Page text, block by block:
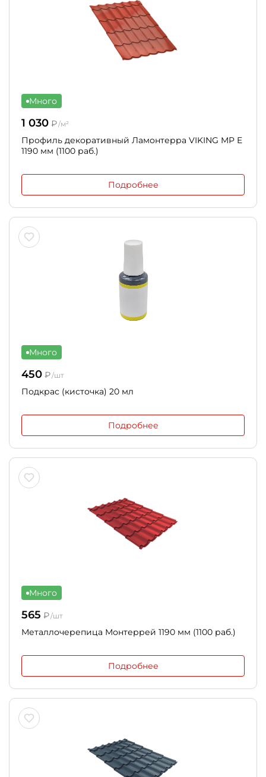
Много
1 030 ₽/м²
Профиль декоративный Ламонтерра VIKING MP E
1190 мм (1100 раб.)
Подробнее
Много
450 ₽/шт
Подкрас (кисточка) 20 мл
Подробнее
Много
565 ₽/шт
Металлочерепица Монтеррей 1190 мм (1100 раб.)
Подробнее